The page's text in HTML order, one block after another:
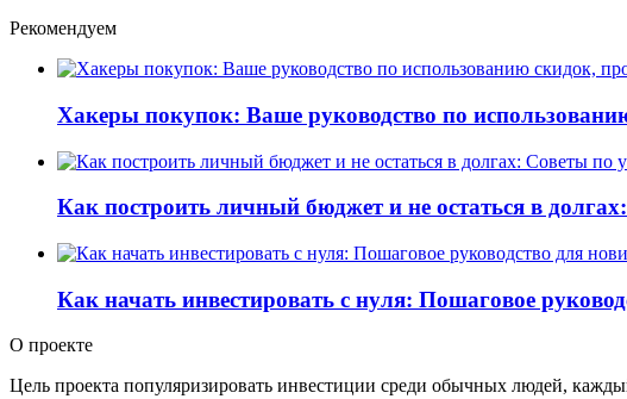
Рекомендуем
Хакеры покупок: Ваше руководство по
Как построить личный бюджет и не остаться в
Как начать инвестировать с нуля: Пошаговое
О проекте
Цель проекта популяризировать инвестиции среди обычных людей,